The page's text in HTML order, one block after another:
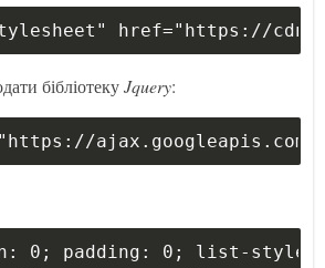
href="https://
бібліотекуJquery:
0; padding: 0; list-style-